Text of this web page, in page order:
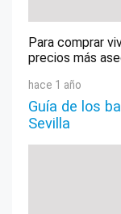
Para comprar
precios más
hace 1 año
Guía de los
Sevilla